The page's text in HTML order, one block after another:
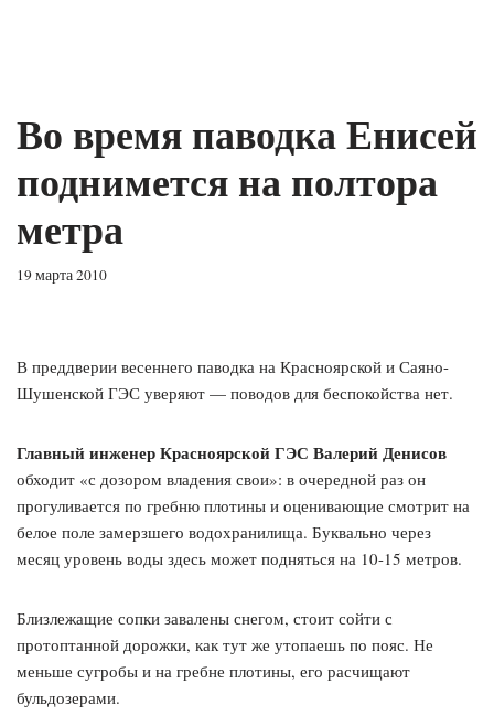
Во время паводка Енисей
поднимется на полтора
метра
19 марта 2010
В преддверии весеннего паводка на Красноярской и Саяно-
Шушенской ГЭС уверяют — поводов для беспокойства нет.
Главный инженер Красноярской ГЭС Валерий Денисов
обходит «с дозором владения свои»: в очередной раз он
прогуливается по гребню плотины и оценивающие смотрит на
белое поле замерзшего водохранилища. Буквально через
месяц уровень воды здесь может подняться на 10-15 метров.
Близлежащие сопки завалены снегом, стоит сойти с
протоптанной дорожки, как тут же утопаешь по пояс. Не
меньше сугробы и на гребне плотины, его расчищают
бульдозерами.